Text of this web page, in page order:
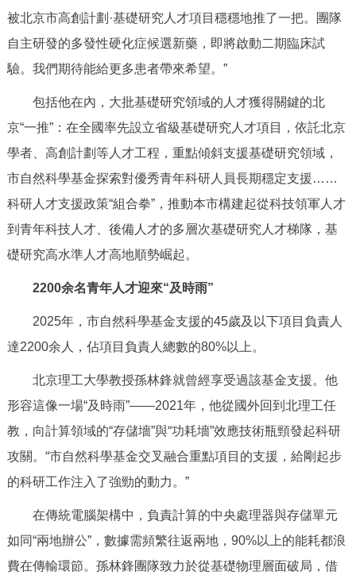
政策兌現 政策解讀 回應關切
政務服務
仲介服務 陽光政務
12345網上接訴即辦 我要諮詢
線上訪談 圖説互動
走進北京
綠色北京 圖説北京 視頻北京
多語種
被北京市高創計劃·基礎研究人才項目穩穩地推了一把。團隊
自主研發的多發性硬化症候選新藥，即將啟動二期臨床試
驗。我們期待能給更多患者帶來希望。”
包括他在內，大批基礎研究領域的人才獲得關鍵的北
京“一推”：在全國率先設立省級基礎研究人才項目，依託北京
學者、高創計劃等人才工程，重點傾斜支援基礎研究領域，
市自然科學基金探索對優秀青年科研人員長期穩定支援……
科研人才支援政策“組合拳”，推動本市構建起從科技領軍人才
到青年科技人才、後備人才的多層次基礎研究人才梯隊，基
礎研究高水準人才高地順勢崛起。
2200余名青年人才迎來“及時雨”
2025年，市自然科學基金支援的45歲及以下項目負責人
達2200余人，佔項目負責人總數的80%以上。
北京理工大學教授孫林鋒就曾經享受過該基金支援。他
形容這像一場“及時雨”——2021年，他從國外回到北理工任
教，向計算領域的“存儲墻”與“功耗墻”效應技術瓶頸發起科研
攻關。“市自然科學基金交叉融合重點項目的支援，給剛起步
的科研工作注入了強勁的動力。”
在傳統電腦架構中，負責計算的中央處理器與存儲單元
如同“兩地辦公”，數據需頻繁往返兩地，90%以上的能耗都浪
費在傳輸環節。孫林鋒團隊致力於從基礎物理層面破局，借